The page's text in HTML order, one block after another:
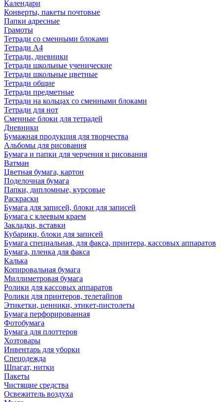
Календари
Конверты, пакеты почтовые
Папки адресные
Грамоты
Тетради со сменными блоками
Тетради А4
Тетради, дневники
Тетради школьные ученические
Тетради школьные цветные
Тетради общие
Тетради предметные
Тетради на кольцах со сменными блоками
Тетради для нот
Сменные блоки для тетрадей
Дневники
Бумажная продукция для творчества
Альбомы для рисования
Бумага и папки для черчения и рисования
Ватман
Цветная бумага, картон
Поделочная бумага
Папки, дипломные, курсовые
Раскраски
Бумага для записей, блоки для записей
Бумага с клеевым краем
Закладки, вставки
Кубарики, блоки для записей
Бумага специальная, для факса, принтера, кассовых аппаратов
Бумага, пленка для факса
Калька
Копировальная бумага
Миллиметровая бумага
Ролики для кассовых аппаратов
Ролики для принтеров, телетайпов
Этикетки, ценники, этикет-пистолеты
Бумага перфорированная
Фотобумага
Бумага для плоттеров
Хозтовары
Инвентарь для уборки
Спецодежда
Шпагат, нитки
Пакеты
Чистящие средства
Освежитель воздуха